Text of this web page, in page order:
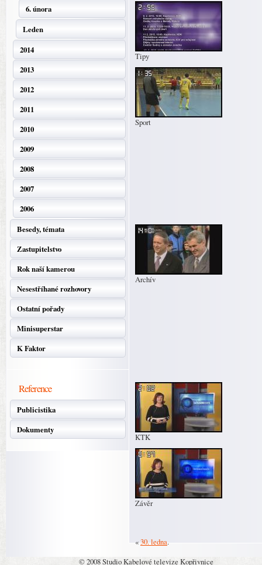
6. února
Leden
2014
2013
2012
2011
2010
2009
2008
2007
2006
Besedy, témata
Zastupitelstvo
Rok naší kamerou
Nesestříhané rozhovory
Ostatní pořady
Minisuperstar
K Faktor
Reference
Publicistika
Dokumenty
Tipy
Sport
Archív
KTK
Závěr
«30. ledna.
© 2008 Studio Kabelové televize Kopřivnice